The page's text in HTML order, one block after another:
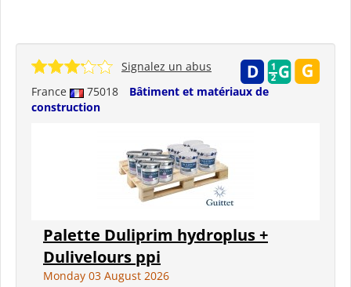
France 75018
Bâtiment et matériaux de
construction
Signalez un abus
Palette Duliprim hydroplus +
Dulivelours ppi
Monday 03 August 2026